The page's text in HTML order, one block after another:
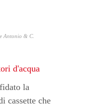
Antonio & C.
la
cassette che